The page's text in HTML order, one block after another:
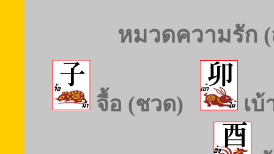
หมวดความรัก
จื้อ (ชวด) เบ้